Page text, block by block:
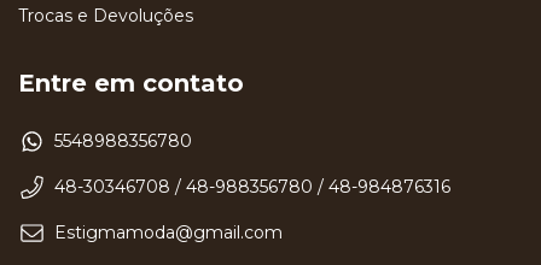
Trocas e Devoluções
Entre em contato
5548988356780
48-30346708 / 48-988356780 / 48-984876316
Estigmamoda@gmail.com